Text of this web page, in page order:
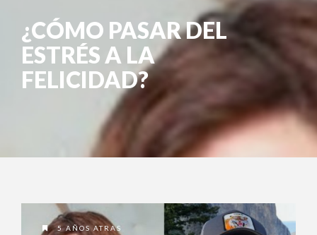
¿CÓMO PASAR DEL
ESTRÉS A LA
FELICIDAD?
5 AÑOS ATRAS